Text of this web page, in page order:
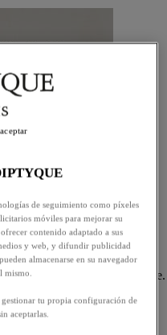
para regalar o regalarse.
de seguimiento como píxeles
móviles para mejorar su
contenido adaptado a sus
y web, y difundir publicidad
almacenarse en su navegador
mismo.
gestionar tu propia configuración de
aceptarlas.